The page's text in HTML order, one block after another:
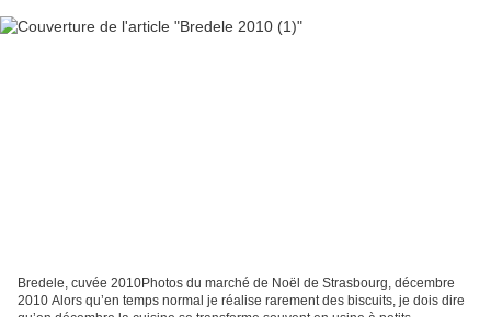
Bredele, cuvée 2010Photos du marché de Noël de Strasbourg, décembre
2010 Alors qu’en temps normal je réalise rarement des biscuits, je dois dire